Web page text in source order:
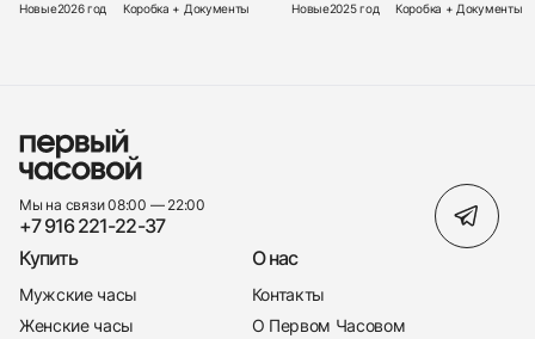
Новые2026 год Коробка + Документы Новые2025 год Коробка + Документы
Мы на связи 08:00 — 22:00
+7 916 221-22-37
Купить
Мужские часы
Женские часы
О нас
Контакты
О Первом Часовом